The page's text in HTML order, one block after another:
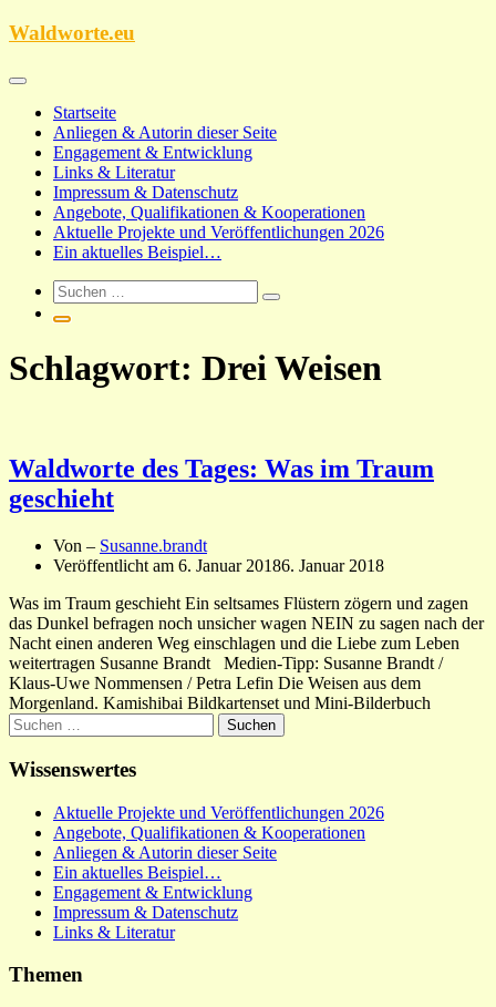
Zum
Waldworte.eu
Startseite
Anliegen & Autorin dieser Seite
Engagement & Entwicklung
Links & Literatur
Impressum & Datenschutz
Angebote, Qualifikationen & Kooperationen
Aktuelle Projekte und Veröffentlichungen 2026
Ein aktuelles Beispiel…
Schlagwort: Drei Weisen
Waldworte des Tages: Was im Traum
geschieht
Von – Susanne.brandt
Veröffentlicht am 6. Januar 20186. Januar 2018
Was im Traum geschieht Ein seltsames Flüstern zögern und zagen
das Dunkel befragen noch unsicher wagen NEIN zu sagen nach der
Nacht einen anderen Weg einschlagen und die Liebe zum Leben
weitertragen Susanne Brandt Medien-Tipp: Susanne Brandt /
Klaus-Uwe Nommensen / Petra Lefin Die Weisen aus dem
Morgenland. Kamishibai Bildkartenset und Mini-Bilderbuch
Suchen
nach:
Wissenswertes
Aktuelle Projekte und Veröffentlichungen 2026
Angebote, Qualifikationen & Kooperationen
Anliegen & Autorin dieser Seite
Ein aktuelles Beispiel…
Engagement & Entwicklung
Impressum & Datenschutz
Links & Literatur
Themen